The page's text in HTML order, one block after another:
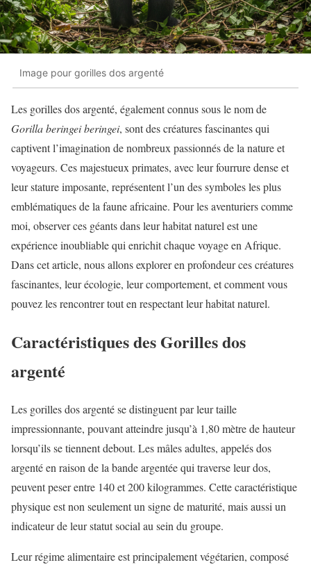
Image pour gorilles dos argenté
Les gorilles dos argenté, également connus sous le nom de
Gorilla beringei beringei, sont des créatures fascinantes qui
captivent l’imagination de nombreux passionnés de la nature et
voyageurs. Ces majestueux primates, avec leur fourrure dense et
leur stature imposante, représentent l’un des symboles les plus
emblématiques de la faune africaine. Pour les aventuriers comme
moi, observer ces géants dans leur habitat naturel est une
expérience inoubliable qui enrichit chaque voyage en Afrique.
Dans cet article, nous allons explorer en profondeur ces créatures
fascinantes, leur écologie, leur comportement, et comment vous
pouvez les rencontrer tout en respectant leur habitat naturel.
Caractéristiques des Gorilles dos
argenté
Les gorilles dos argenté se distinguent par leur taille
impressionnante, pouvant atteindre jusqu’à 1,80 mètre de hauteur
lorsqu’ils se tiennent debout. Les mâles adultes, appelés dos
argenté en raison de la bande argentée qui traverse leur dos,
peuvent peser entre 140 et 200 kilogrammes. Cette caractéristique
physique est non seulement un signe de maturité, mais aussi un
indicateur de leur statut social au sein du groupe.
Leur régime alimentaire est principalement végétarien, composé